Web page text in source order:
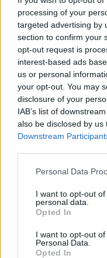
processing of your
targeted advertising by
section to confirm your
opt-out request is
interest-based ads
us or personal
your opt-out. You may
disclosure of your
IAB’s list of
also be disclosed by
Downstream
Personal Data
I want to opt-out
personal data.
Opted In
I want to opt-out
Personal Data.
Opted In
właśnie słowa,
trojańskie.
zostały przez
zmodyfikowane,
czytelny dla
jakim były
czasach, w